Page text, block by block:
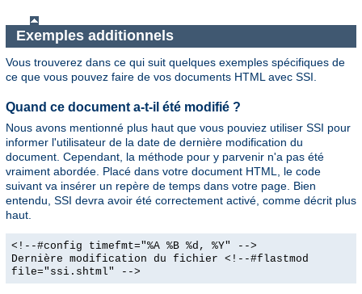
Exemples additionnels
Vous trouverez dans ce qui suit quelques exemples spécifiques de
ce que vous pouvez faire de vos documents HTML avec SSI.
Quand ce document a-t-il été modifié ?
Nous avons mentionné plus haut que vous pouviez utiliser SSI pour
informer l'utilisateur de la date de dernière modification du
document. Cependant, la méthode pour y parvenir n'a pas été
vraiment abordée. Placé dans votre document HTML, le code
suivant va insérer un repère de temps dans votre page. Bien
entendu, SSI devra avoir été correctement activé, comme décrit plus
haut.
<!--#config timefmt="%A %B %d, %Y" -->
Dernière modification du fichier <!--#flastmod
file="ssi.shtml" -->